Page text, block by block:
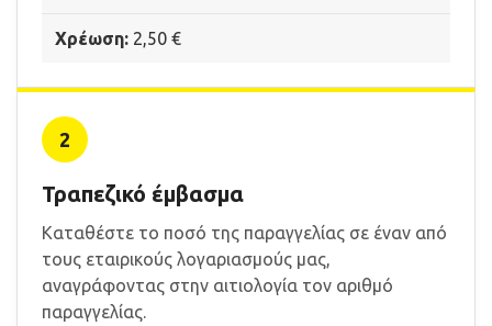
Χρέωση: 2,50 €
2
Τραπεζικό έμβασμα
Καταθέστε το ποσό της παραγγελίας σε έναν από
τους εταιρικούς λογαριασμούς μας,
αναγράφοντας στην αιτιολογία τον αριθμό
παραγγελίας.